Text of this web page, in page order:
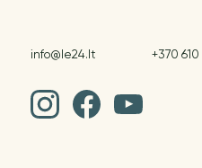
info@le24.lt +370